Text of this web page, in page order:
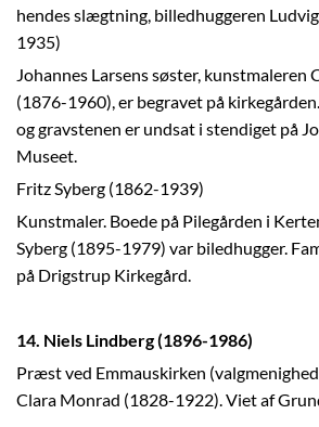
hendes slægtning, billedhuggeren
1935)
Johannes Larsens søster, kunstmaleren
(1876-1960), er begravet på
og gravstenen er undsat i stendiget på
Museet.
Fritz Syberg (1862-1939)
Kunstmaler. Boede på Pilegården i
Syberg (1895-1979) var biledhugger.
på Drigstrup Kirkegård.
14. Niels Lindberg (1896-1986)
Præst ved Emmauskirken
Clara Monrad (1828-1922). Viet af